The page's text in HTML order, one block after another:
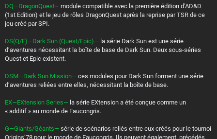
DQ—DragonQuest– module compatible avec la première édition d’AD&D
(1st Edition) et le jeu de rôles DragonQuest après la reprise par TSR de ce
jeu créé par SPI.
DS(Q/E)—Dark Sun (Quest/Epic)— la série Dark Sun est une série
d’aventures nécessitant la boîte de base de Dark Sun. Deux sous-séries
Quest et Epic existent.
DSM—Dark Sun Mission— ces modules pour Dark Sun forment une série
d’aventures reliées entre elles, nécessitant la boîte de base.
EX—EXtension Series— la série EXtension a été conçue comme un
« additif » au monde de Faucongris.
G—Giants/Géants— série de scénarios reliés entre eux créés pour le tournoi
Origins’78 pour le monde de Faucongris. Ils peuvent également, précédés